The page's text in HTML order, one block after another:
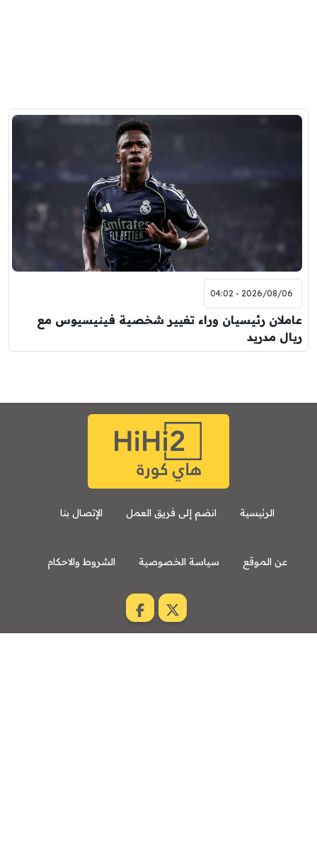
2026/08/06 - 04:02
عاملان رئيسيان وراء تغيير شخصية فينيسيوس مع
ريال مدريد
الرئيسية انضم إلى فريق العمل الإتصال بنا
عن الموقع سياسة الخصوصية الشروط والاحكام